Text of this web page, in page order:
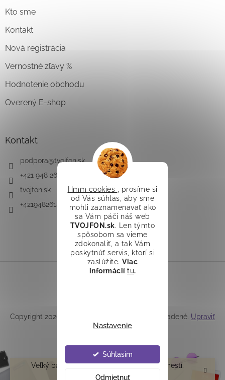
Hmm cookies
, prosíme si
od Vás súhlas, aby sme
mohli zaznamenavať ako
sa Vám páči náš web
TVOJFON.sk. Len týmto
spôsobom sa vieme
zdokonaliť, a tak Vám
poskytnúť servis, ktorí si
zaslúžite.Viac
informácií tu.
Nastavenie
Odmietnuť
Súhlasím
Veľký balík /teleskop/ do Z-boxu sa nezmestí.
Ďakujeme
Kto sme
Kontakt
Nová registrácia
Vernostné zľavy %
Hodnotenie obchodu
Overený E-shop
Kontakt
podpora@tvojfon.sk
+421 948 261 491
tvojfon.sk
+421948261491
Copyright 2026 . Všetky práva vyhradené. Upraviť
nastavenie cookies